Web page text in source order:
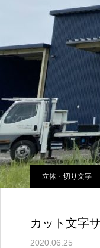
立体・切り文字
カット文字
2020.06.25